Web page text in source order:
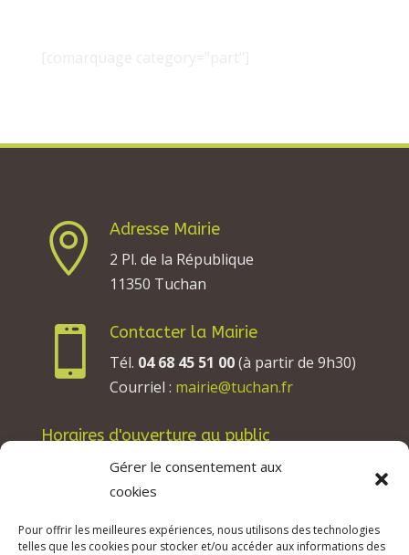
Gérer le consentement aux
cookies
Pour offrir les meilleures expériences, nous utilisons des technologies
telles que les cookies pour stocker et/ou accéder aux informations des

Adresse Mairie
2 Pl. de la République
11350 Tuchan

Contacter la Mairie
Tél. 04 68 45 51 00(à partir de 9h30)
Courriel : mairie@tuchan.fr
Horaires d'ouverture au public
Les lundis, mardis et jeudis : de 8h à 12h et de
13h30 à 17h30.
Les vendredis : de 8h à 12h.